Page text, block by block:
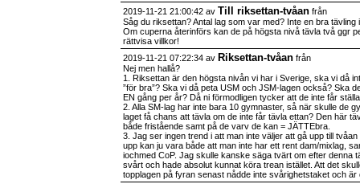
2019-11-21 21:00:42 av Till riksettan-tvåan från
Såg du riksettan? Antal lag som var med? Inte en bra tävling
Om cuperna återinförs kan de på högsta nivå tävla två ggr
rättvisa villkor!
2019-11-21 07:22:34 av Riksettan-tvåan från
Nej men hallå?
1. Riksettan är den högsta nivån vi har i Sverige, ska vi då
”för bra”? Ska vi då peta USM och JSM-lagen också? Ska
EN gång per år? Då ni förmodligen tycker att de inte får
2. Alla SM-lag har inte bara 10 gymnaster, så när skulle de
laget få chans att tävla om de inte får tävla ettan? Den här
både fristående samt på de varv de kan = JÄTTEbra.
3. Jag ser ingen trend i att man inte väljer att gå upp till
upp kan ju vara både att man inte har ett rent dam/mixlag,
iochmed CoP. Jag skulle kanske säga tvärt om efter denna
svårt och hade absolut kunnat köra trean istället. Att det
topplagen på fyran senast nådde inte svårighetstaket och är